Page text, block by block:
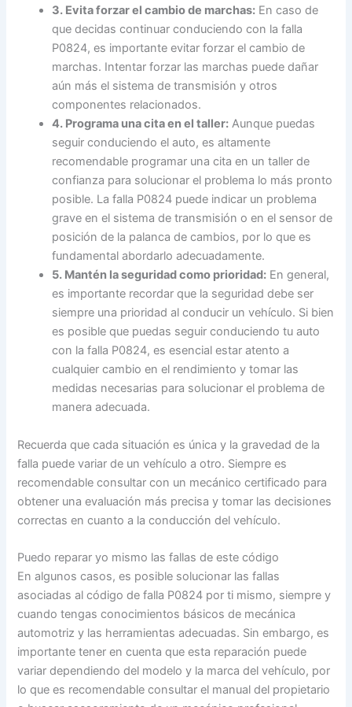
3. Evita forzar el cambio de marchas: En caso de
que decidas continuar conduciendo con la falla
P0824, es importante evitar forzar el cambio de
marchas. Intentar forzar las marchas puede dañar
aún más el sistema de transmisión y otros
componentes relacionados.
4. Programa una cita en el taller: Aunque puedas
seguir conduciendo el auto, es altamente
recomendable programar una cita en un taller de
confianza para solucionar el problema lo más pronto
posible. La falla P0824 puede indicar un problema
grave en el sistema de transmisión o en el sensor de
posición de la palanca de cambios, por lo que es
fundamental abordarlo adecuadamente.
5. Mantén la seguridad como prioridad: En general,
es importante recordar que la seguridad debe ser
siempre una prioridad al conducir un vehículo. Si bien
es posible que puedas seguir conduciendo tu auto
con la falla P0824, es esencial estar atento a
cualquier cambio en el rendimiento y tomar las
medidas necesarias para solucionar el problema de
manera adecuada.
Recuerda que cada situación es única y la gravedad de la
falla puede variar de un vehículo a otro. Siempre es
recomendable consultar con un mecánico certificado para
obtener una evaluación más precisa y tomar las decisiones
correctas en cuanto a la conducción del vehículo.
Puedo reparar yo mismo las fallas de este código
En algunos casos, es posible solucionar las fallas
asociadas al código de falla P0824 por ti mismo, siempre y
cuando tengas conocimientos básicos de mecánica
automotriz y las herramientas adecuadas. Sin embargo, es
importante tener en cuenta que esta reparación puede
variar dependiendo del modelo y la marca del vehículo, por
lo que es recomendable consultar el manual del propietario